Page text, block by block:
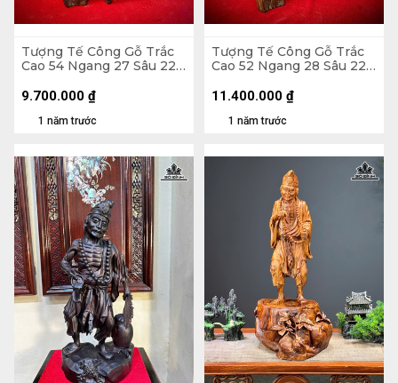
Tượng Tế Công Gỗ Trắc
Cao 54 Ngang 27 Sâu 22
1 năm trước
9.700.000 ₫
Tượng Tế Công Gỗ Trắc
Cao 52 Ngang 28 Sâu 22
1 năm trước
11.400.000 ₫